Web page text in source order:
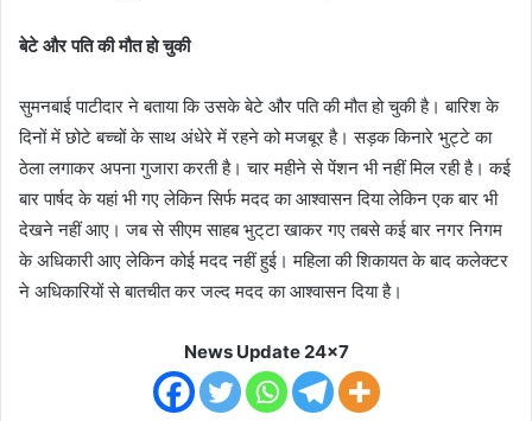
बेटे और पति की मौत हो चुकी
सुमनबाई पाटीदार ने बताया कि उसके बेटे और पति की मौत हो चुकी है। बारिश के
दिनों में छोटे बच्चों के साथ अंधेरे में रहने को मजबूर है। सड़क किनारे भुट्टे का
ठेला लगाकर अपना गुजारा करती है। चार महीने से पेंशन भी नहीं मिल रही है। कई
बार पार्षद के यहां भी गए लेकिन सिर्फ मदद का आश्वासन दिया लेकिन एक बार भी
देखने नहीं आए। जब से सीएम साहब भुट्‌टा खाकर गए तबसे कई बार नगर निगम
के अधिकारी आए लेकिन कोई मदद नहीं हुई। महिला की शिकायत के बाद कलेक्टर
ने अधिकारियों से बातचीत कर जल्द मदद का आश्वासन दिया है।
News Update 24x7